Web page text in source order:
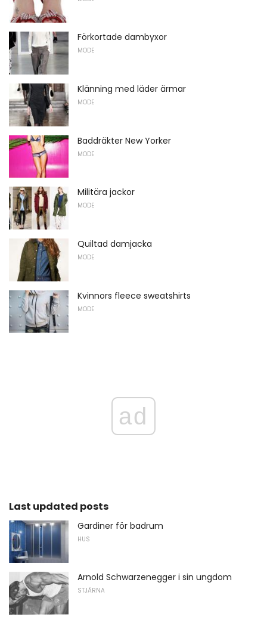
Förkortade dambyxor
MODE
Klänning med läder ärmar
MODE
Baddräkter New Yorker
MODE
Militära jackor
MODE
Quiltad damjacka
MODE
Kvinnors fleece sweatshirts
MODE
ad
Last updated posts
Gardiner för badrum
HUS
Arnold Schwarzenegger i sin ungdom
STJÄRNA